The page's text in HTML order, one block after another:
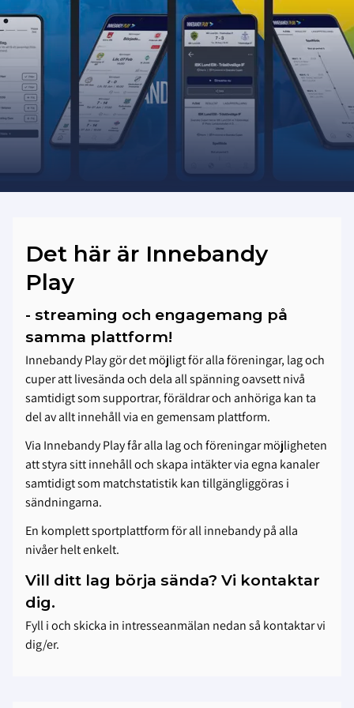
Bilder och videoklipp från matcherna
som spelades fram till säsongen 2025/26
har vi dessvärre ingen möjlighet att
importera in på vår plattform.
Det här är Innebandy
Play
- streaming och engagemang på
samma plattform!
Innebandy Play gör det möjligt för alla föreningar, lag och
cuper att livesända och dela all spänning oavsett nivå
samtidigt som supportrar, föräldrar och anhöriga kan ta
del av allt innehåll via en gemensam plattform.
Via Innebandy Play får alla lag och föreningar möjligheten
att styra sitt innehåll och skapa intäkter via egna kanaler
samtidigt som matchstatistik kan tillgängliggöras i
sändningarna.
En komplett sportplattform för all innebandy på alla
nivåer helt enkelt.
Vill ditt lag börja sända? Vi kontaktar
dig.
Fyll i och skicka in intresseanmälan nedan så kontaktar vi
dig/er.